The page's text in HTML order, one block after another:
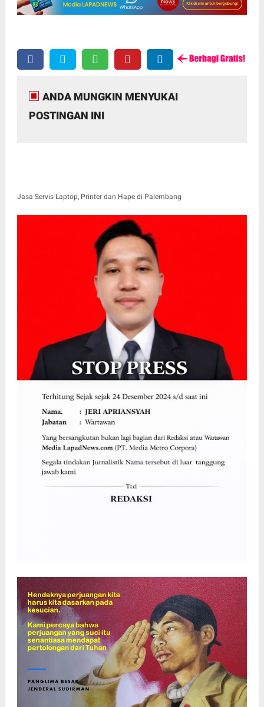
ANDA MUNGKIN MENYUKAI
POSTINGAN INI
Jasa Servis Laptop, Printer dan Hape di Palembang